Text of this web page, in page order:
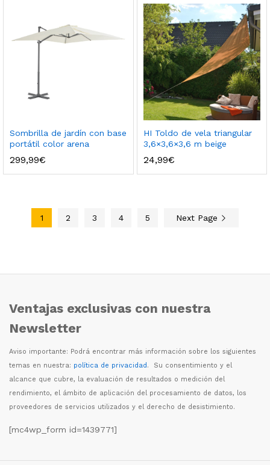
Sombrilla de jardín con base
portátil color arena
299,99€
HI Toldo de vela triangular
3,6×3,6×3,6 m beige
24,99€
1 2 3 4 5 Next Page
Ventajas exclusivas con nuestra
Newsletter
Aviso importante: Podrá encontrar más información sobre los siguientes
temas en nuestra: política de privacidad. Su consentimiento y el
alcance que cubre, la evaluación de resultados o medición del
rendimiento, el ámbito de aplicación del procesamiento de datos, los
proveedores de servicios utilizados y el derecho de desistimiento.
[mc4wp_form id=1439771]